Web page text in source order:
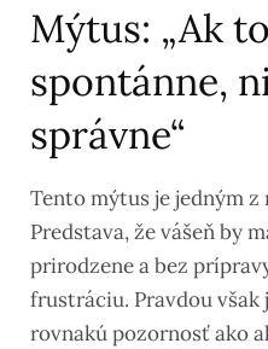
Mýtus: „Ak
spontánne,
správne“
Tento mýtus je jedným z
Predstava, že vášeň by
prirodzene a bez
frustráciu. Pravdou však
rovnakú pozornosť ako